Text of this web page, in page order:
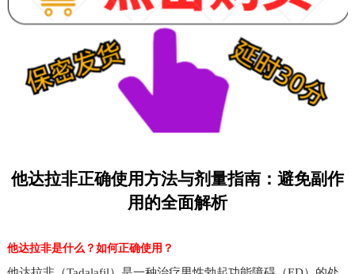
他达拉非正确使用方法与剂量指南：避免副作
用的全面解析
他达拉非是什么？如何正确使用？